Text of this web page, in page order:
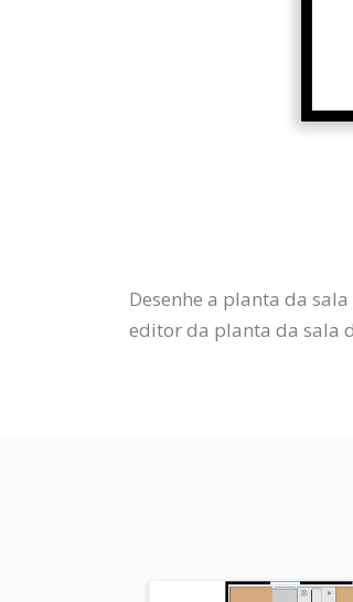
Desenhe a planta da
editor da planta da sala